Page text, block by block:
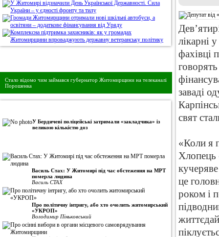
Стало відомо чим займався губернатор Житомирщини на телеканалі
Порошенка
У Бердичеві поліцейські затримали «закладчика» із
великою кількістю доз
Василь Стах: У Житомирі під час обстеження на МРТ
померла людина
Василь СТАХ
Про політичну інтригу, або хто очолить житомирський
«УКРОП»
Володимир Піньковський
лікарні
фахівці
заваді
свят
«Коли я
Хлопець
це
роком і